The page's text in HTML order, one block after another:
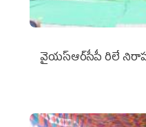
వైయ‌స్ఆర్‌సీపీ రిలే